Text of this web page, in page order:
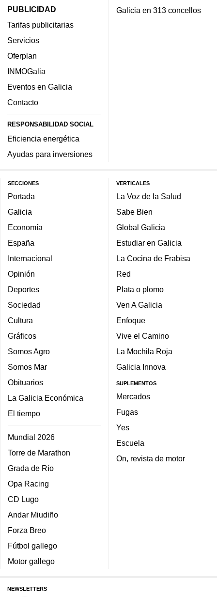
PUBLICIDAD
Tarifas publicitarias
Servicios
Oferplan
INMOGalia
Eventos en Galicia
Contacto
RESPONSABILIDAD SOCIAL
Eficiencia energética
Ayudas para inversiones
Galicia en 313 concellos
SECCIONES
Portada
Galicia
Economía
España
Internacional
Opinión
Deportes
Sociedad
Cultura
Gráficos
Somos Agro
Somos Mar
Obituarios
La Galicia Económica
El tiempo
Mundial 2026
Torre de Marathon
Grada de Río
Opa Racing
CD Lugo
Andar Miudiño
Forza Breo
Fútbol gallego
Motor gallego
VERTICALES
La Voz de la Salud
Sabe Bien
Global Galicia
Estudiar en Galicia
La Cocina de Frabisa
Red
Plata o plomo
Ven A Galicia
Enfoque
Vive el Camino
La Mochila Roja
Galicia Innova
SUPLEMENTOS
Mercados
Fugas
Yes
Escuela
On, revista de motor
NEWSLETTERS